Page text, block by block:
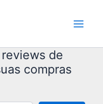
de
compras